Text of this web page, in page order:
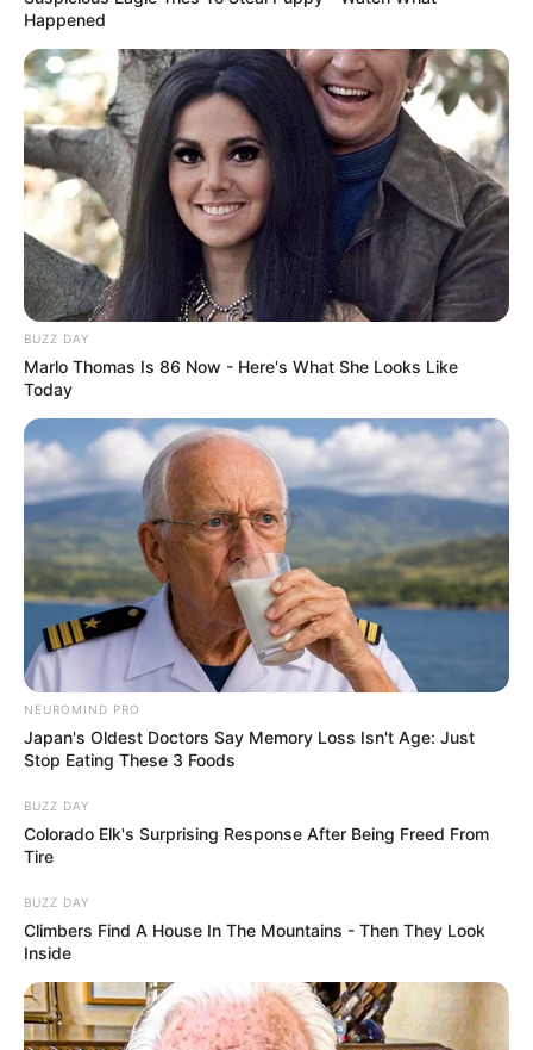
Happened
BUZZ DAY
Marlo Thomas Is 86 Now - Here's What She Looks Like
Today
NEUROMIND PRO
Japan's Oldest Doctors Say Memory Loss Isn't Age: Just
Stop Eating These 3 Foods
BUZZ DAY
Colorado Elk's Surprising Response After Being Freed From
Tire
BUZZ DAY
Climbers Find A House In The Mountains - Then They Look
Inside